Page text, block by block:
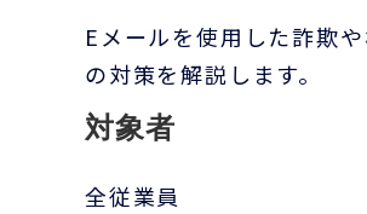
Eメールを使用した詐欺
の対策を解説します。
対象者
全従業員